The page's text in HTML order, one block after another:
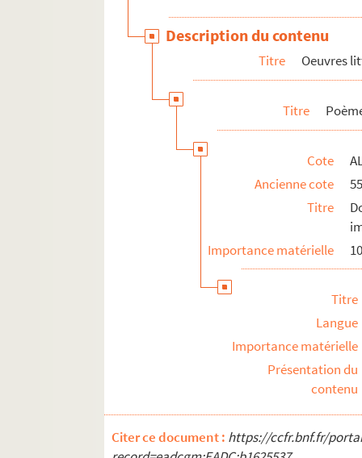
Description du contenu
Titre Oeuvres
Titre
Cote
Ancienne cote
Titre
Importance matérielle
Titre
Langue
Importance matérielle
Présentation du
contenu
Citer ce document : https://ccfr.bnf.fr/